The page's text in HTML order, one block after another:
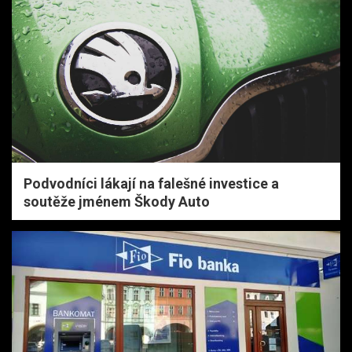
Podvodníci lákají na falešné investice a
soutěže jménem Škody Auto